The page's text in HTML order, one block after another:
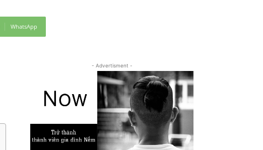
WhatsApp
- Advertisment -